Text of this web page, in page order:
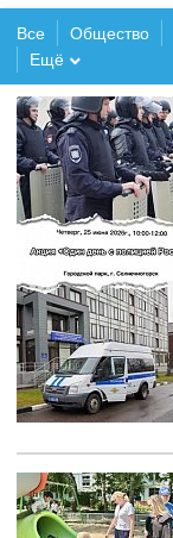
Все Общество
Ещё